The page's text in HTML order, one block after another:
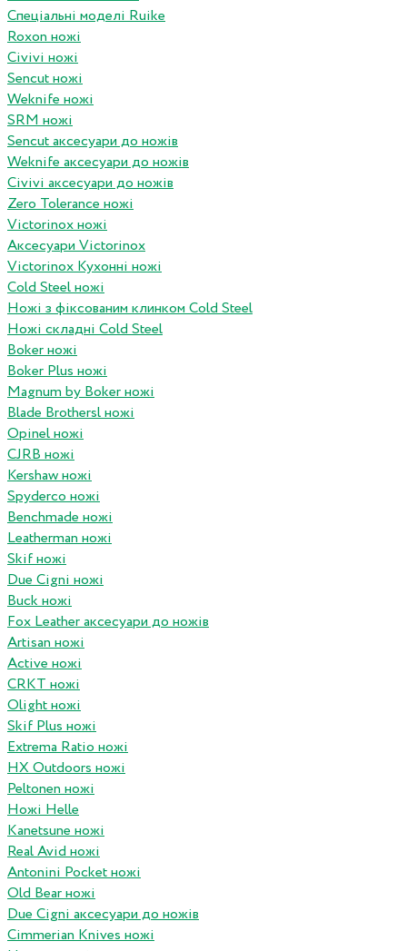
Спеціальні моделі Ruike
Roxon ножi
Civivi ножі
Sencut ножі
Weknife ножі
SRM ножі
Sencut аксесуари до ножів
Weknife аксесуари до ножів
Civivi аксесуари до ножів
Zero Tolerance ножі
Victorinox ножі
Аксесуари Victorinox
Victorinox Кухонні ножі
Cold Steel ножі
Ножі з фіксованим клинком Cold Steel
Ножі складні Cold Steel
Boker ножі
Boker Plus ножі
Magnum by Boker ножі
Blade Brothersl ножі
Opinel ножі
CJRB ножі
Kershaw ножі
Spyderco ножі
Benchmade ножі
Leatherman ножі
Skif ножі
Due Cigni ножі
Buck ножі
Fox Leather аксесуари до ножів
Artisan ножі
Active ножі
CRKT ножі
Olight ножі
Skif Plus ножі
Extrema Ratio ножі
HX Outdoors ножі
Peltonen ножі
Ножі Helle
Kanetsune ножі
Real Avid ножі
Antonini Pocket ножі
Old Bear ножі
Due Cigni аксесуари до ножів
Cimmerian Knives ножі